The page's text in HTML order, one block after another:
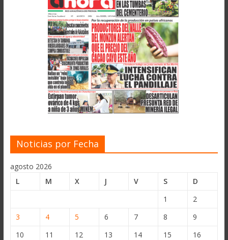
Noticias por Fecha
agosto 2026
L
M X J V S
D
1
2
3
4 5 6 7 8
9
10
11 12 13 14 15
16